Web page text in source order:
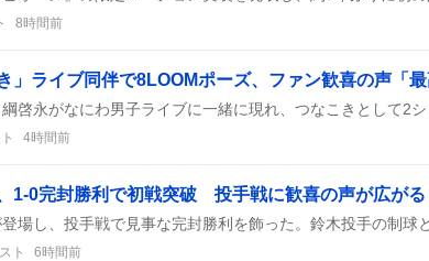
8時間前
4時間前
1-0完封勝利で初戦突破 投手戦に歓喜の声が広がる
ト 6時間前